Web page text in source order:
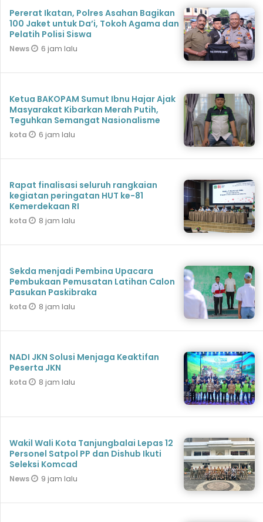
Pererat Ikatan, Polres Asahan Bagikan
100 Jaket untuk Da’i, Tokoh Agama dan
Pelatih Polisi Siswa
News 6 jam lalu
Ketua BAKOPAM Sumut Ibnu Hajar Ajak
Masyarakat Kibarkan Merah Putih,
Teguhkan Semangat Nasionalisme
kota 6 jam lalu
Rapat finalisasi seluruh rangkaian
kegiatan peringatan HUT ke-81
Kemerdekaan RI
kota 8 jam lalu
Sekda menjadi Pembina Upacara
Pembukaan Pemusatan Latihan Calon
Pasukan Paskibraka
kota 8 jam lalu
NADI JKN Solusi Menjaga Keaktifan
Peserta JKN
kota 8 jam lalu
Wakil Wali Kota Tanjungbalai Lepas 12
Personel Satpol PP dan Dishub Ikuti
Seleksi Komcad
News 9 jam lalu